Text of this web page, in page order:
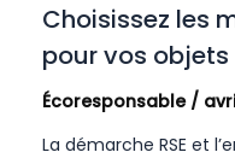
Choisissez les
pour vos
Écoresponsable/
La démarche RSE et